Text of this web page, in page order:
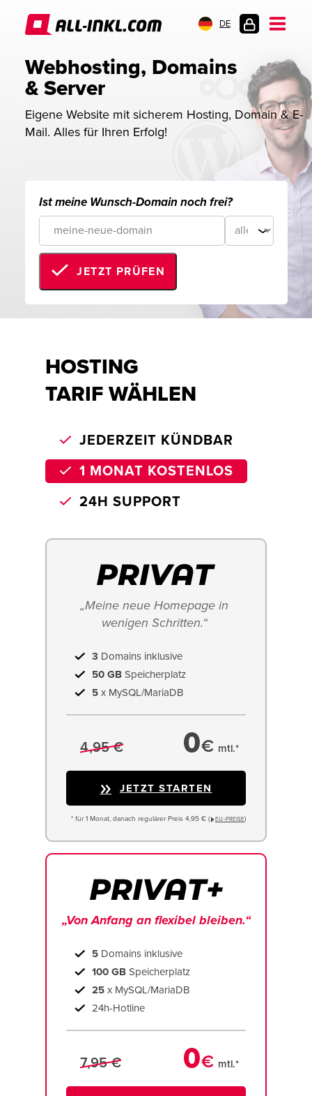
DE
Webhosting, Domains
& Server
Eigene Website mit sicherem Hosting, Domain & E-
Mail. Alles für Ihren Erfolg!
Ist meine Wunsch-Domain noch frei?
JETZT PRÜFEN
HOSTING
TARIF WÄHLEN
JEDERZEIT KÜNDBAR
1 MONAT KOSTENLOS
24H SUPPORT
„Meine neue Homepage in
wenigen Schritten.“
3 Domains inklusive
50 GB Speicherplatz
5 x MySQL/MariaDB
4,95 € 0€ mtl.*
JETZT STARTEN
* für 1 Monat, danach regulärer Preis 4,95 € ( EU−PREISE)
„Von Anfang an flexibel bleiben.“
5 Domains inklusive
100 GB Speicherplatz
25 x MySQL/MariaDB
24h-Hotline
7,95 € 0€ mtl.*